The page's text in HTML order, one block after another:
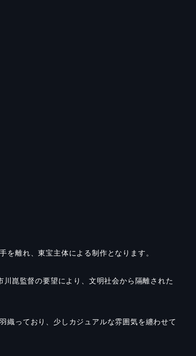
を離れ、東宝主体による制作となります。
崑監督の要望により、文明社会から隔離された
織っており、少しカジュアルな雰囲気を纏わせて